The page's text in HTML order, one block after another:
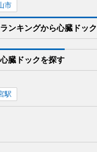
市
ランキングから心臓ドック
心臓ドックを探す
駅